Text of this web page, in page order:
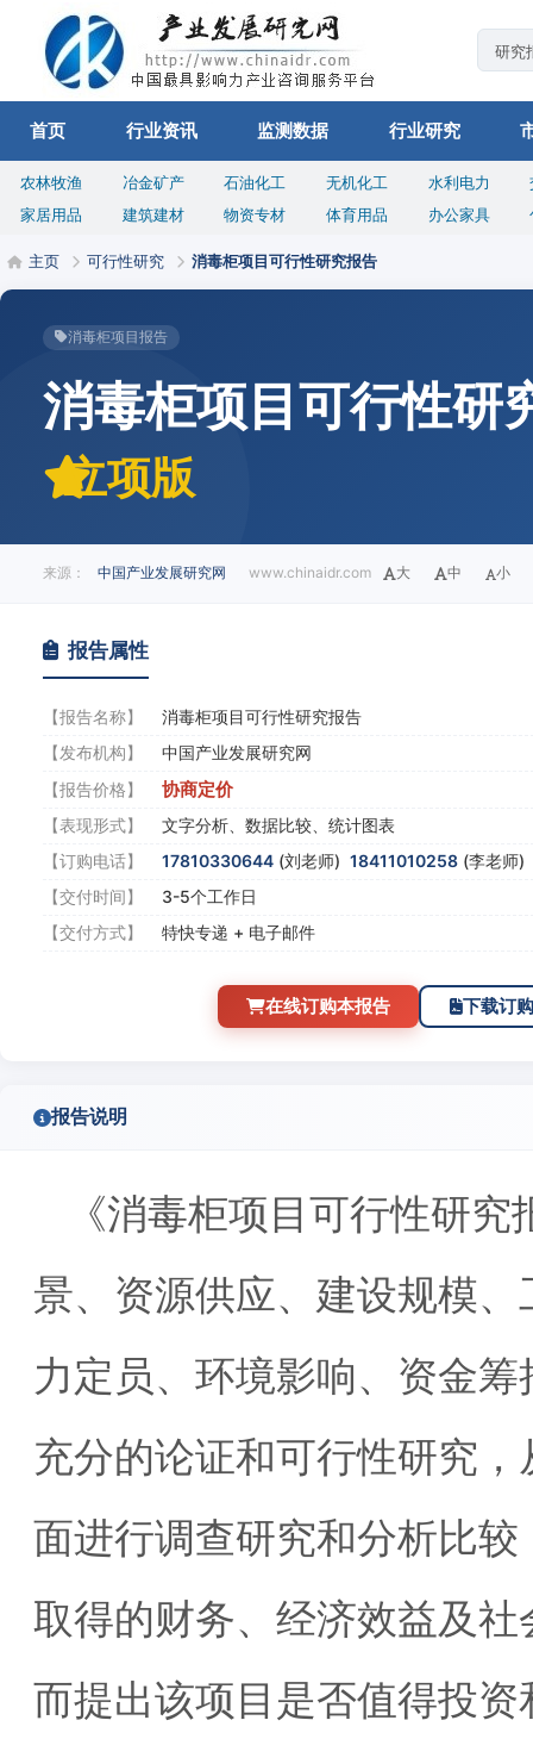
首页 行业资讯 监测数据 行业研究
农林牧渔 冶金矿产 石油化工 无机化工 水利电力
家居用品
建筑建材 物资专材 体育用品 办公家具
主页 可行性研究 消毒柜项目可行性研究报告
消毒柜项目报告
消毒柜项目可行性研
立项版
来源： 中国产业发展研究网 www.chinaidr.com 大 中 小
报告属性
【报告名称】
消毒柜项目可行性研究报告
【发布机构】
中国产业发展研究网
【报告价格】
协商定价
【表现形式】
文字分析、数据比较、统计图表
【订购电话】
17810330644 (刘老师) 18411010258 (李老师)
【交付时间】
3-5个工作日
【交付方式】
特快专递 + 电子邮件
在线订购本报告 下载订
报告说明
《消毒柜项目可行性研
景、资源供应、建设规模
力定员、环境影响、资金
充分的论证和可行性研究
面进行调查研究和分析比
取得的财务、经济效益及
而提出该项目是否值得投